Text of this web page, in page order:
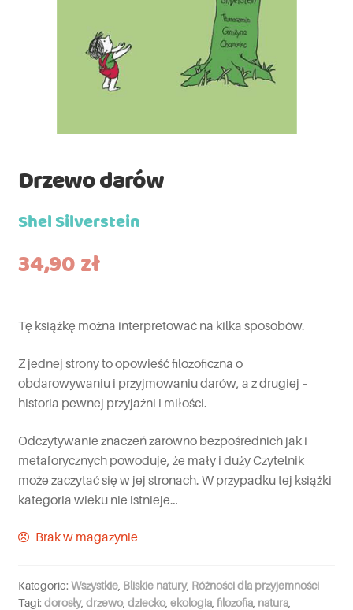
Drzewo darów
Shel Silverstein
34,90zł
Tę książkę można interpretować na kilka sposobów.
Z jednej strony to opowieść filozoficzna o
obdarowywaniu i przyjmowaniu darów, a z drugiej –
historia pewnej przyjaźni i miłości.
Odczytywanie znaczeń zarówno bezpośrednich jak i
metaforycznych powoduje, że mały i duży Czytelnik
może zaczytać się w jej stronach. W przypadku tej książki
kategoria wieku nie istnieje…
Brak w magazynie
Kategorie: Wszystkie, Bliskie natury, Różności dla przyjemności
Tagi: dorosły, drzewo, dziecko, ekologia, filozofia, natura,